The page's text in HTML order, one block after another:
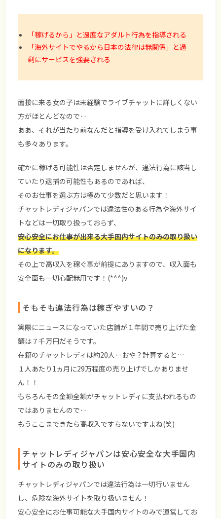
「稼げるから」と過度なアダルト行為を指導される
「海外サイトでやるから日本の法律は無関係」と過
剰にサービスを強要される
面接に来る女の子は未経験でライブチャットに詳しくない
方がほとんどなので‥
ああ、それが当たり前なんだと指導を受け入れてしまう事
も多々あります。
確かに稼げる可能性は否定しませんが、違法行為に該当し
ていたり逮捕の可能性もあるのであれば、
そのお仕事を選ぶ方は極めて少数だと思います！
チャットレディジャパンでは違法性のある行為や海外サイ
トなどは一切取り扱っておらず、
安心安全にお仕事が出来る大手国内サイトのみの取り扱い
になります。
その上で高収入を稼ぐ事が前提にありますので、収入面も
安全面も一切心配無用です！(*^^)v
そもそも違法行為は稼ぎやすいの？
実際にニュースになっていた店舗が１年間で売り上げた金
額は７千万円だそうです。
在籍のチャットレディは約20人‥おや？計算すると…
１人あたり1ヵ月に29万程度の売り上げでしかありませ
ん！！
もちろんその金額全額がチャットレディに支払われるもの
ではありませんので‥
もうここまできたら高収入ですらないですよね(笑)
チャットレディジャパンは安心安全な大手国内
サイトのみの取り扱い
チャットレディジャパンでは違法行為は一切行いません
し、危険な海外サイトを取り扱いません！
安心安全にお仕事可能な大手国内サイトのみで運営してお